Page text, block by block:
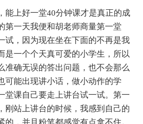
上好一堂40分钟课才是真正的成
第一天我便和胡老师商量第一堂
试，因为现在坐在下面的不再是我
是一个个天真可爱的小学生，所以
准确无误的答出问题，也不会那么
可能出现讲小话，做小动作的学
堂课自己要走上讲台试一试。第一
刚站上讲台的时候，我感到自己的